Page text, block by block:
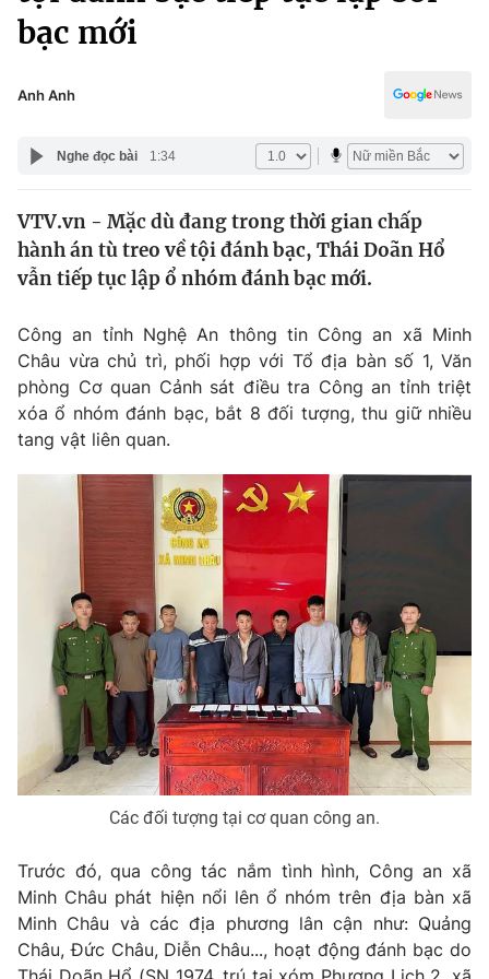
Chính trị
Thế giới
Thế giới đó đây
Câu chuyện quốc tế
Kinh tế
Tài chính
Thị trường
Góc doanh nghiệp
Dữ liệu và đời sống
Truyền hình
Phim VTV
Hậu trường
Nhân vật
Khán giả
Giải sao mai
Giải trí
Điện ảnh
Âm nhạc
Đời sống
Du lịch
Làm đẹp
Chất lượng cuộc sống
Giáo dục
Tuyển sinh
Học trực tuyến
Công nghệ
Hitech Công nghệ tương lai
Sản phẩm
Tư vấn
Giao lưu trực tuyến
Lịch phát sóng
Chuyên mục khác
Emagazine Podcast
Truyền hình
Giáo dục
bạc mới
Anh Anh
Nghe đọc bài 1:34
VTV.vn - Mặc dù đang trong thời gian chấp
hành án tù treo về tội đánh bạc, Thái Doãn Hổ
vẫn tiếp tục lập ổ nhóm đánh bạc mới.
Công an tỉnh Nghệ An thông tin Công an xã Minh
Châu vừa chủ trì, phối hợp với Tổ địa bàn số 1, Văn
phòng Cơ quan Cảnh sát điều tra Công an tỉnh triệt
xóa ổ nhóm đánh bạc, bắt 8 đối tượng, thu giữ nhiều
tang vật liên quan.
Các đối tượng tại cơ quan công an.
Trước đó, qua công tác nắm tình hình, Công an xã
Minh Châu phát hiện nổi lên ổ nhóm trên địa bàn xã
Minh Châu và các địa phương lân cận như: Quảng
Châu, Đức Châu, Diễn Châu..., hoạt động đánh bạc do